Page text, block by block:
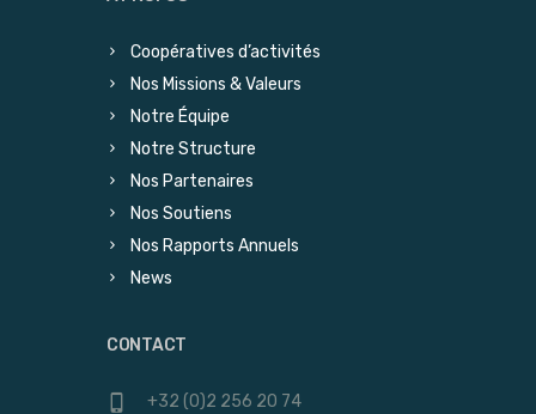
Coopératives d’activités
Nos Missions & Valeurs
Notre Équipe
Notre Structure
Nos Partenaires
Nos Soutiens
Nos Rapports Annuels
News
CONTACT
+32 (0)2 256 20 74